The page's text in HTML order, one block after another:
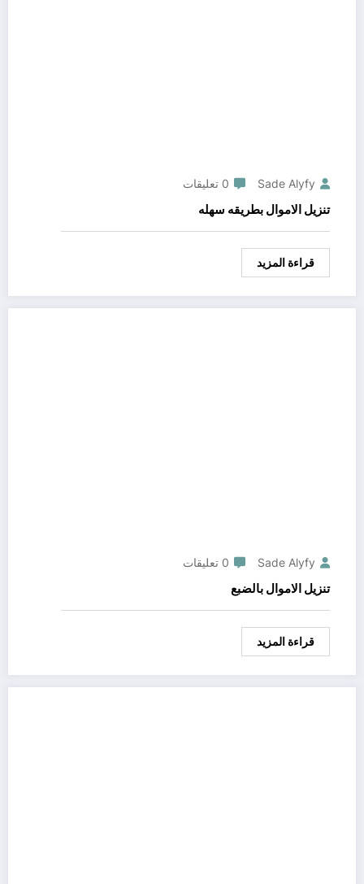
Sade Alyfy 0 تعليقات
تنزيل الاموال بطريقه سهله
قراءة المزيد
Sade Alyfy 0 تعليقات
تنزيل الاموال بالضبع
قراءة المزيد